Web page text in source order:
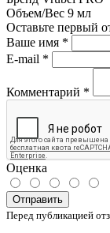
Объем/Вес 9 мл
Оставьте первый
Ваше имя *
E-mail *
Комментарий *
Оценка
Отправить
Перед публикацией